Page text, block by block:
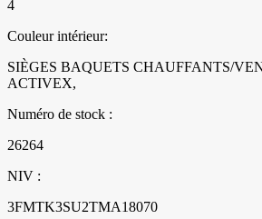
4
Couleur intérieur:
SIÈGES BAQUETS CHAUFFANTS/
ACTIVEX,
Numéro de stock :
26264
NIV :
3FMTK3SU2TMA18070